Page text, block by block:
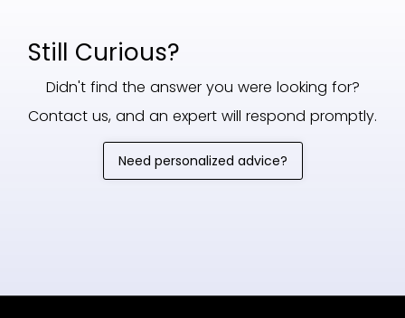
Still Curious?
Didn't find the answer you were looking for?
Contact us, and an expert will respond promptly.
Need personalized advice?